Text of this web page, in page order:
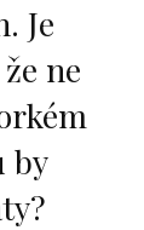
Je
ne
by